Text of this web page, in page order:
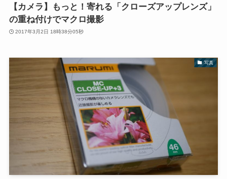
【カメラ】もっと！寄れる「クローズアップレンズ」
の重ね付けでマクロ撮影
2017年3月2日 18時38分05秒
写真